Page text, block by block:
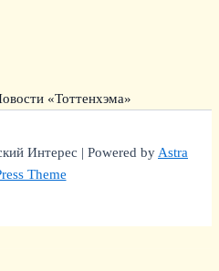
«Тоттенхэма»
Интерес | Powered byAstra
Theme